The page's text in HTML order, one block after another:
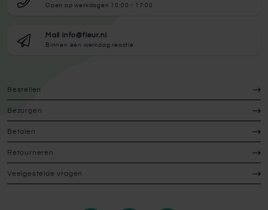
Open op werkdagen 10:00 - 17:00
Mail info@fleur.nl
Binnen één werkdag reactie
Bestellen
Bezorgen
Betalen
Retourneren
Veelgestelde vragen